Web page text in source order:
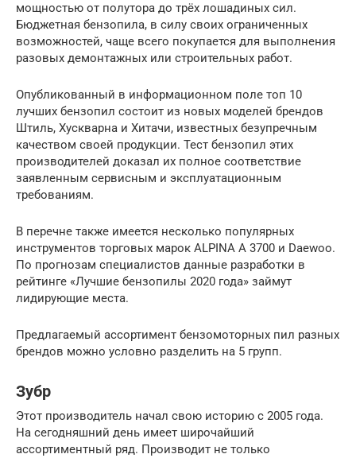
мощностью от полутора до трёх лошадиных сил.
Бюджетная бензопила, в силу своих ограниченных
возможностей, чаще всего покупается для выполнения
разовых демонтажных или строительных работ.
Опубликованный в информационном поле топ 10
лучших бензопил состоит из новых моделей брендов
Штиль, Хускварна и Хитачи, известных безупречным
качеством своей продукции. Тест бензопил этих
производителей доказал их полное соответствие
заявленным сервисным и эксплуатационным
требованиям.
В перечне также имеется несколько популярных
инструментов торговых марок ALPINA A 3700 и Daewoo.
По прогнозам специалистов данные разработки в
рейтинге «Лучшие бензопилы 2020 года» займут
лидирующие места.
Предлагаемый ассортимент бензомоторных пил разных
брендов можно условно разделить на 5 групп.
Зубр
Этот производитель начал свою историю с 2005 года.
На сегодняшний день имеет широчайший
ассортиментный ряд. Производит не только